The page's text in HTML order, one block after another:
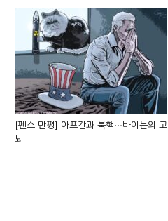
[펜스 만평] 아프간과 북핵…바이든의 고
뇌